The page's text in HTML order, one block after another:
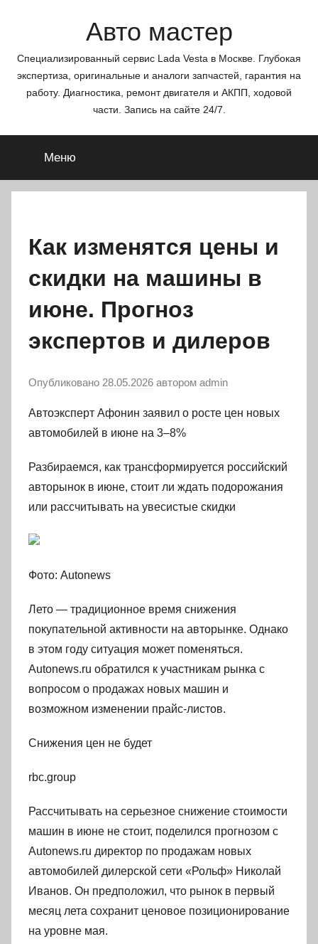
Авто мастер
Специализированный сервис Lada Vesta в Москве. Глубокая
экспертиза, оригинальные и аналоги запчастей, гарантия на
работу. Диагностика, ремонт двигателя и АКПП, ходовой
части. Запись на сайте 24/7.
Меню
Как изменятся цены и
скидки на машины в
июне. Прогноз
экспертов и дилеров
Опубликовано 28.05.2026 автором admin
Автоэксперт Афонин заявил о росте цен новых
автомобилей в июне на 3–8%
Разбираемся, как трансформируется российский
авторынок в июне, стоит ли ждать подорожания
или рассчитывать на увесистые скидки
Фото: Autonews
Лето — традиционное время снижения
покупательной активности на авторынке. Однако
в этом году ситуация может поменяться.
Autonews.ru обратился к участникам рынка с
вопросом о продажах новых машин и
возможном изменении прайс-листов.
Снижения цен не будет
rbc.group
Рассчитывать на серьезное снижение стоимости
машин в июне не стоит, поделился прогнозом с
Autonews.ru директор по продажам новых
автомобилей дилерской сети «Рольф» Николай
Иванов. Он предположил, что рынок в первый
месяц лета сохранит ценовое позиционирование
на уровне мая.